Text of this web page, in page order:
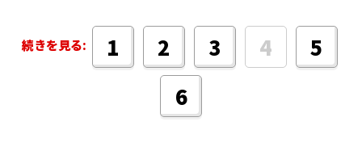
続きを見る: 1 2 3 4
5
6